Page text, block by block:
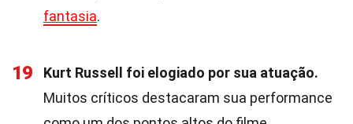
fantasia.
19
Kurt Russell foi elogiado por sua atuação.
Muitos críticos destacaram sua performance